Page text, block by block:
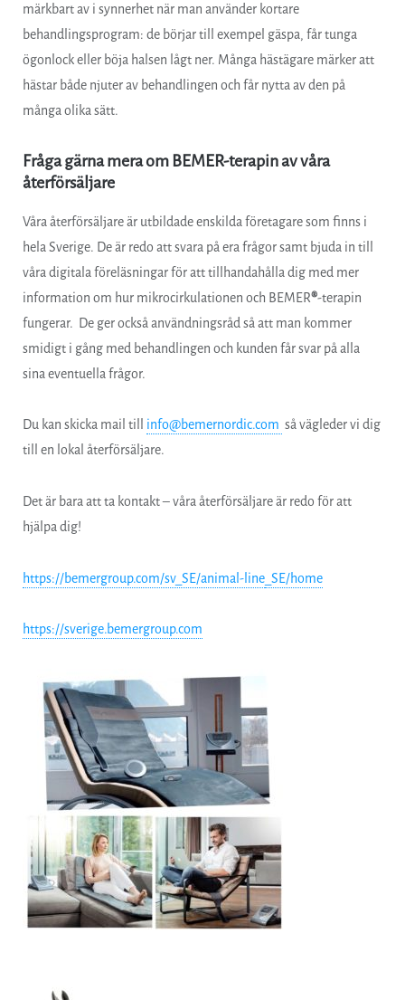
märkbart av i synnerhet när man använder kortare
behandlingsprogram: de börjar till exempel gäspa, får tunga
ögonlock eller böja halsen lågt ner. Många hästägare märker att
hästar både njuter av behandlingen och får nytta av den på
många olika sätt.
Fråga gärna mera om BEMER-terapin av våra
återförsäljare
Våra återförsäljare är utbildade enskilda företagare som finns i
hela Sverige. De är redo att svara på era frågor samt bjuda in till
våra digitala föreläsningar för att tillhandahålla dig med mer
information om hur mikrocirkulationen och BEMER®-terapin
fungerar. De ger också användningsråd så att man kommer
smidigt i gång med behandlingen och kunden får svar på alla
sina eventuella frågor.
Du kan skicka mail till info@bemernordic.com så vägleder vi dig
till en lokal återförsäljare.
Det är bara att ta kontakt – våra återförsäljare är redo för att
hjälpa dig!
https://bemergroup.com/sv_SE/animal-line_SE/home
https://sverige.bemergroup.com